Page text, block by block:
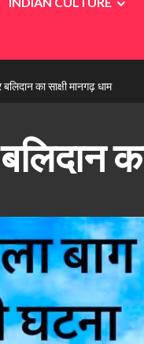
बलिदान का साक्षी मानगढ़ धाम